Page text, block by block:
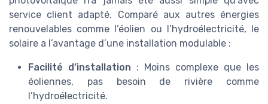
service client adapté. Comparé aux autres énergies
renouvelables comme l’éolien ou l’hydroélectricité, le
solaire a l’avantage d’une installation modulable :
Facilité d’installation : Moins complexe que les
éoliennes, pas besoin de rivière comme
l’hydroélectricité.